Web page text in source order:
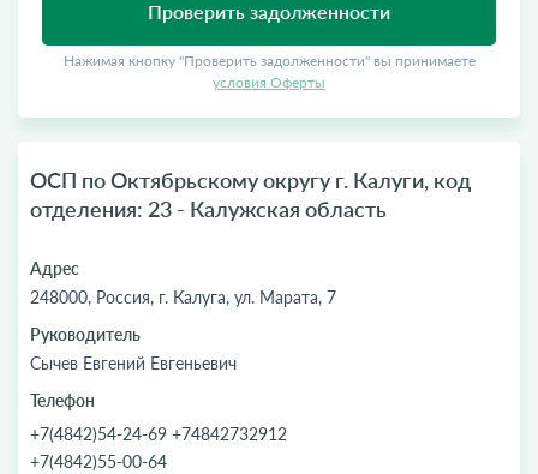
Проверить задолженности
Нажимая кнопку "Проверить задолженности" вы принимаете
условия Оферты
ОСП по Октябрьскому округу г. Калуги, код
отделения: 23 - Калужская область
Адрес
248000, Россия, г. Калуга, ул. Марата, 7
Руководитель
Сычев Евгений Евгеньевич
Телефон
+7(4842)54-24-69 +74842732912
+7(4842)55-00-64